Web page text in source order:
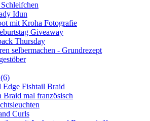
Idun
mit Kroha Fotografie
Giveaway
Thursday
selbermachen - Grundrezept
Edge Fishtail Braid
Braid mal französisch
Curls